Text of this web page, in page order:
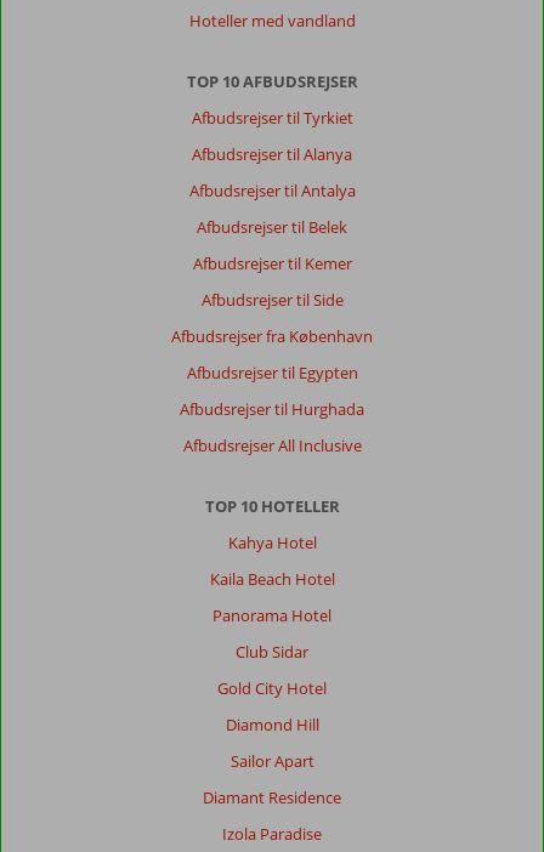
Hoteller med vandland
TOP 10 AFBUDSREJSER
Afbudsrejser til Tyrkiet
Afbudsrejser til Alanya
Afbudsrejser til Antalya
Afbudsrejser til Belek
Afbudsrejser til Kemer
Afbudsrejser til Side
Afbudsrejser fra København
Afbudsrejser til Egypten
Afbudsrejser til Hurghada
Afbudsrejser All Inclusive
TOP 10 HOTELLER
Kahya Hotel
Kaila Beach Hotel
Panorama Hotel
Club Sidar
Gold City Hotel
Diamond Hill
Sailor Apart
Diamant Residence
Izola Paradise